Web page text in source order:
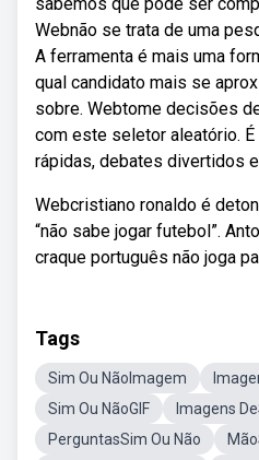
Webnão se trata de uma
A ferramenta é mais uma
qual candidato mais se
sobre. Webtome decisões
com este seletor aleatório.
rápidas, debates divertidos
Webcristiano ronaldo é
“não sabe jogar futebol”.
craque português não joga
Tags
Sim Ou NãoImagem
Sim Ou NãoGIF
Imagens
PerguntasSim Ou Não